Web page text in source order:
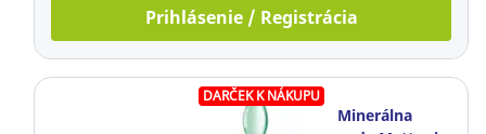
Prihlásenie / Registrácia
DARČEK K NÁKUPU
Minerálna